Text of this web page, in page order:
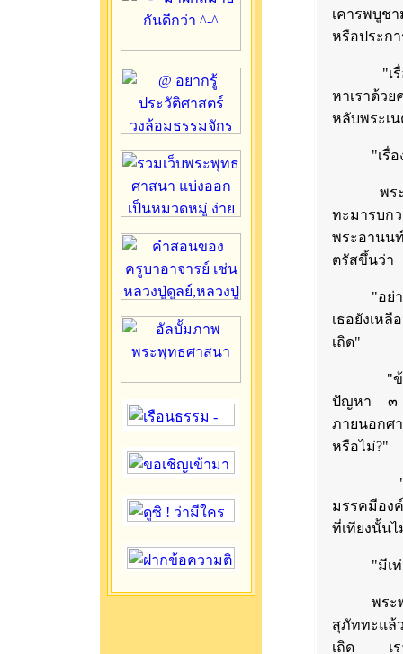
เคารพบูช
หรือประก
"เรื่องนี้
หาเราด้ว
หลับพระเ
"เรื่องนี้
พระอาน
ทะมารบก
พระอานน
ตรัสขึ้นว่า
"อย่าสน
เธอยังเห
เถิด"
"ข้าแต่ท่
ปัญหา ๓
ภายนอกศ
หรือไม่?"
"สุภัททะ
มรรคมีอง
ที่เทียงนั้น
"มีเท่านี้
พระพุทธ
สุภัททะแล้
เถิด เรา